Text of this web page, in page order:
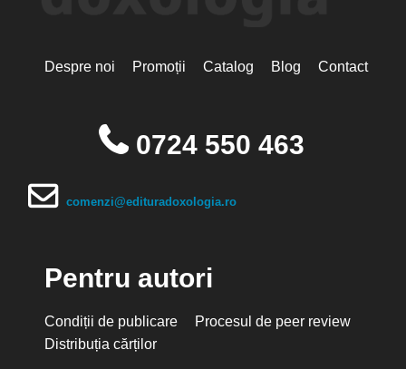
Despre noi Promoții Catalog Blog Contact
0724 550 463
comenzi@edituradoxologia.ro
Pentru autori
Condiții de publicare
Procesul de peer review
Distribuția cărților